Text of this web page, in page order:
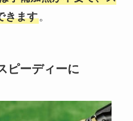
きます。
ピーディーに